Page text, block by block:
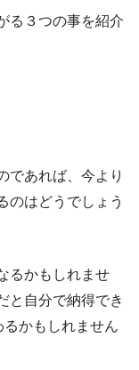
る３つの事を紹介
であれば、今より
のはどうでしょう
るかもしれませ
と自分で納得でき
るかもしれません